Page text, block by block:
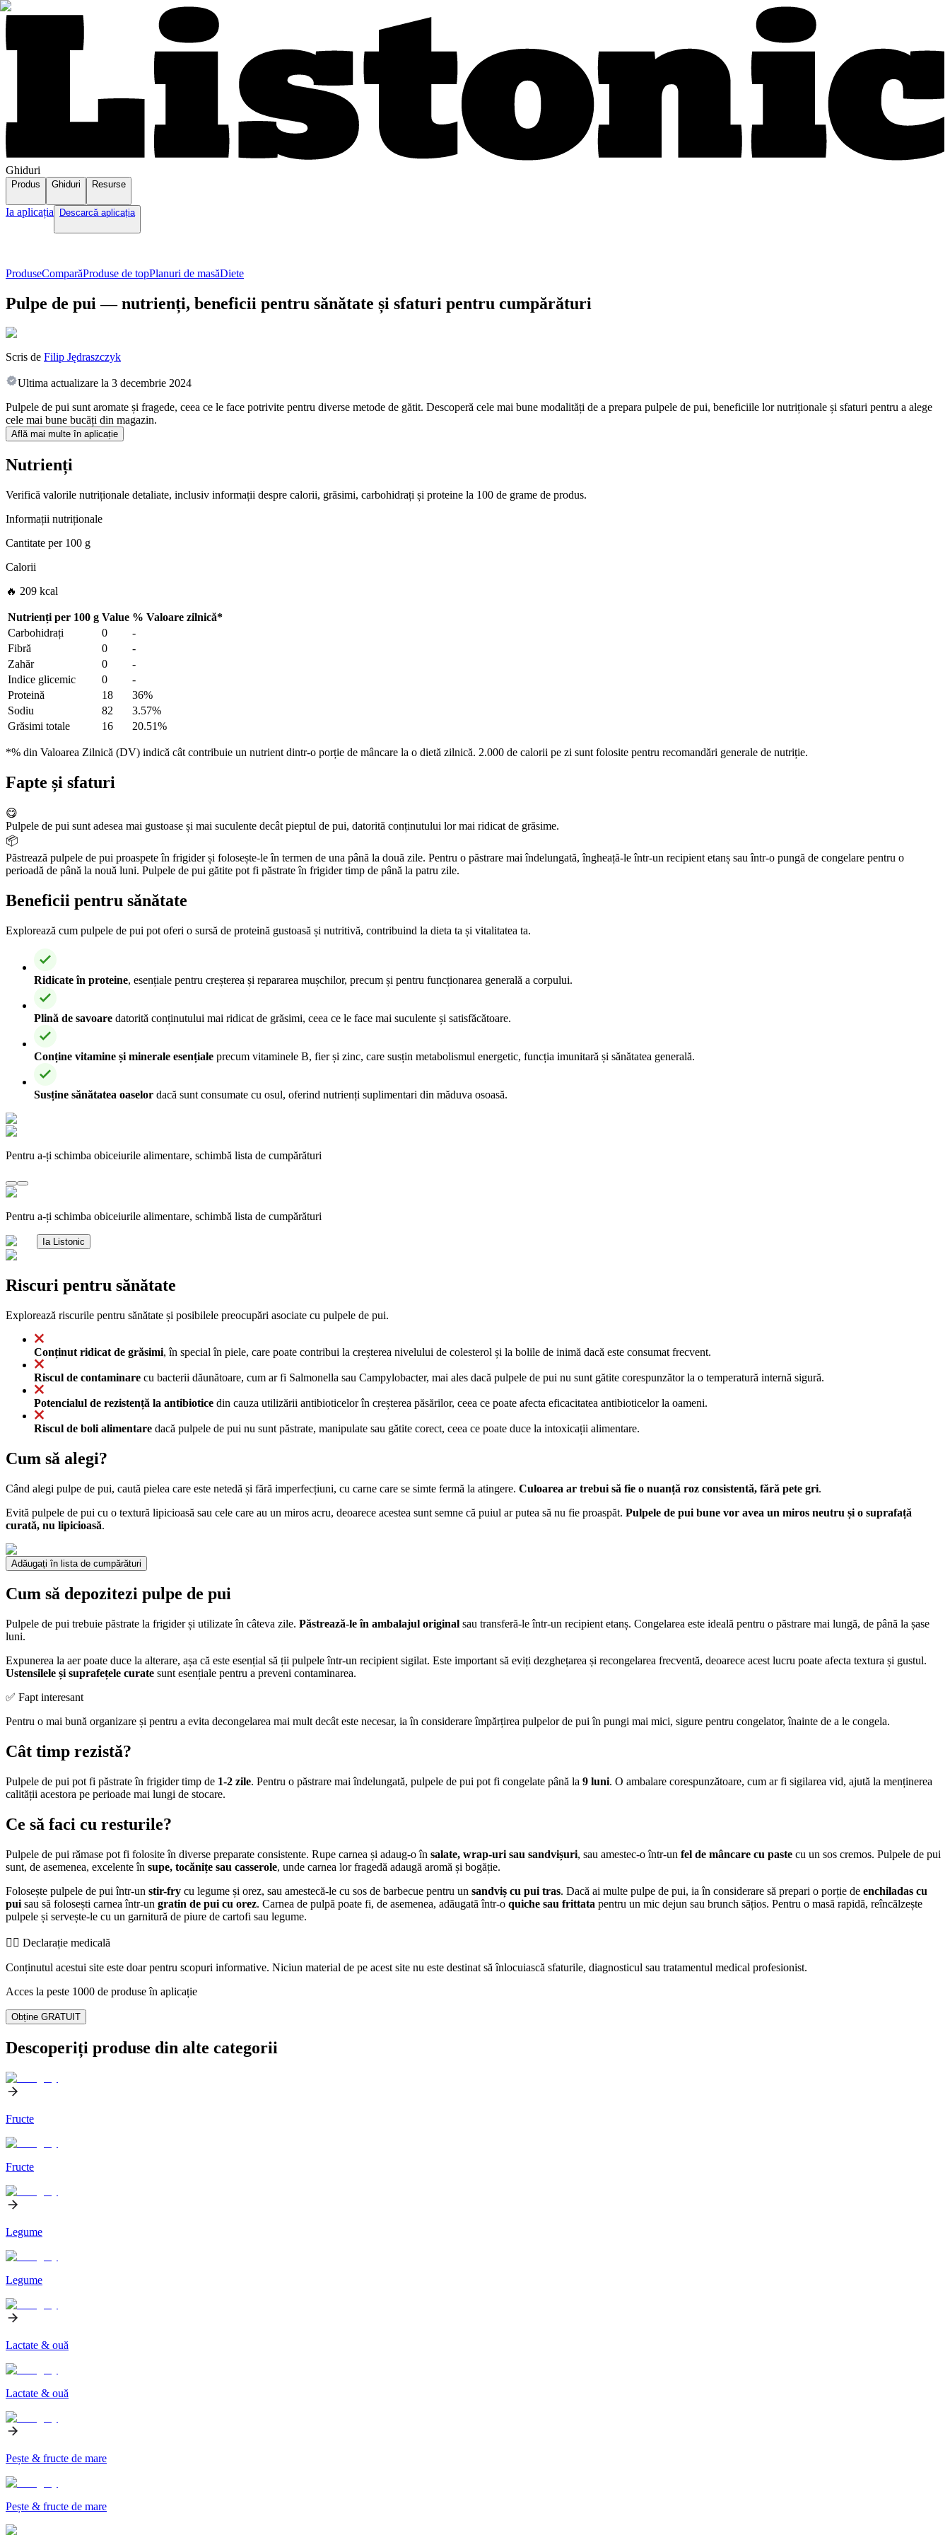
Ghiduri
Produs Ghiduri Resurse
Ia aplicația Descarcă aplicația
ProduseComparăProduse de topPlanuri de masăDiete
Pulpe de pui — nutrienți, beneficii pentru sănătate și sfaturi pentru cumpărături
Scris de Filip Jędraszczyk
Ultima actualizare la 3 decembrie 2024
Pulpele de pui sunt aromate și fragede, ceea ce le face potrivite pentru diverse metode de gătit. Descoperă cele mai bune modalități de a prepara pulpele de pui, beneficiile lor nutriționale și sfaturi pentru a alege
cele mai bune bucăți din magazin.
Află mai multe în aplicație
Nutrienți
Verifică valorile nutriționale detaliate, inclusiv informații despre calorii, grăsimi, carbohidrați și proteine la 100 de grame de produs.
Informații nutriționale
Cantitate per100 g
Calorii
🔥 209 kcal
Nutrienți per 100 g Value % Valoare zilnică*
Carbohidrați
0
-
Fibră
0
-
Zahăr
0
-
Indice glicemic
0
-
Proteină
18
36%
Sodiu
82
3.57%
Grăsimi totale
16 20.51%
*% din Valoarea Zilnică (DV) indică cât contribuie un nutrient dintr-o porție de mâncare la o dietă zilnică. 2.000 de calorii pe zi sunt folosite pentru recomandări generale de nutriție.
Fapte și sfaturi
😋
Pulpele de pui sunt adesea mai gustoase și mai suculente decât pieptul de pui, datorită conținutului lor mai ridicat de grăsime.
📦
Păstrează pulpele de pui proaspete în frigider și folosește-le în termen de una până la două zile. Pentru o păstrare mai îndelungată, îngheață-le într-un recipient etanș sau într-o pungă de congelare pentru o
perioadă de până la nouă luni. Pulpele de pui gătite pot fi păstrate în frigider timp de până la patru zile.
Beneficii pentru sănătate
Explorează cum pulpele de pui pot oferi o sursă de proteină gustoasă și nutritivă, contribuind la dieta ta și vitalitatea ta.
Ridicate în proteine, esențiale pentru creșterea și repararea mușchilor, precum și pentru funcționarea generală a corpului.
Plină de savoare datorită conținutului mai ridicat de grăsimi, ceea ce le face mai suculente și satisfăcătoare.
Conține vitamine și minerale esențiale precum vitaminele B, fier și zinc, care susțin metabolismul energetic, funcția imunitară și sănătatea generală.
Susține sănătatea oaselor dacă sunt consumate cu osul, oferind nutrienți suplimentari din măduva osoasă.
Pentru a-ți schimba obiceiurile alimentare, schimbă lista de cumpărături
Pentru a-ți schimba obiceiurile alimentare, schimbă lista de cumpărături
Ia Listonic
Riscuri pentru sănătate
Explorează riscurile pentru sănătate și posibilele preocupări asociate cu pulpele de pui.
Conținut ridicat de grăsimi, în special în piele, care poate contribui la creșterea nivelului de colesterol și la bolile de inimă dacă este consumat frecvent.
Riscul de contaminare cu bacterii dăunătoare, cum ar fi Salmonella sau Campylobacter, mai ales dacă pulpele de pui nu sunt gătite corespunzător la o temperatură internă sigură.
Potencialul de rezistență la antibiotice din cauza utilizării antibioticelor în creșterea păsărilor, ceea ce poate afecta eficacitatea antibioticelor la oameni.
Riscul de boli alimentare dacă pulpele de pui nu sunt păstrate, manipulate sau gătite corect, ceea ce poate duce la intoxicații alimentare.
Cum să alegi?
Când alegi pulpe de pui, caută pielea care este netedă și fără imperfecțiuni, cu carne care se simte fermă la atingere. Culoarea ar trebui să fie o nuanță roz consistentă, fără pete gri.
Evită pulpele de pui cu o textură lipicioasă sau cele care au un miros acru, deoarece acestea sunt semne că puiul ar putea să nu fie proaspăt. Pulpele de pui bune vor avea un miros neutru și o suprafață
curată, nu lipicioasă.
Adăugați în lista de cumpărături
Cum să depozitezi pulpe de pui
Pulpele de pui trebuie păstrate la frigider și utilizate în câteva zile. Păstrează-le în ambalajul original sau transferă-le într-un recipient etanș. Congelarea este ideală pentru o păstrare mai lungă, de până la șase
luni.
Expunerea la aer poate duce la alterare, așa că este esențial să ții pulpele într-un recipient sigilat. Este important să eviți dezghețarea și recongelarea frecventă, deoarece acest lucru poate afecta textura și gustul.
Ustensilele și suprafețele curate sunt esențiale pentru a preveni contaminarea.
✅ Fapt interesant
Pentru o mai bună organizare și pentru a evita decongelarea mai mult decât este necesar, ia în considerare împărțirea pulpelor de pui în pungi mai mici, sigure pentru congelator, înainte de a le congela.
Cât timp rezistă?
Pulpele de pui pot fi păstrate în frigider timp de 1-2 zile. Pentru o păstrare mai îndelungată, pulpele de pui pot fi congelate până la 9 luni. O ambalare corespunzătoare, cum ar fi sigilarea vid, ajută la menținerea
calității acestora pe perioade mai lungi de stocare.
Ce să faci cu resturile?
Pulpele de pui rămase pot fi folosite în diverse preparate consistente. Rupe carnea și adaug-o în salate, wrap-uri sau sandvișuri, sau amestec-o într-un fel de mâncare cu paste cu un sos cremos. Pulpele de pui
sunt, de asemenea, excelente în supe, tocănițe sau casserole, unde carnea lor fragedă adaugă aromă și bogăție.
Folosește pulpele de pui într-un stir-fry cu legume și orez, sau amestecă-le cu sos de barbecue pentru un sandviș cu pui tras. Dacă ai multe pulpe de pui, ia în considerare să prepari o porție de enchiladas cu
pui sau să folosești carnea într-un gratin de pui cu orez. Carnea de pulpă poate fi, de asemenea, adăugată într-o quiche sau frittata pentru un mic dejun sau brunch sățios. Pentru o masă rapidă, reîncălzește
pulpele și servește-le cu un garnitură de piure de cartofi sau legume.
👨‍⚕️️ Declarație medicală
Conținutul acestui site este doar pentru scopuri informative. Niciun material de pe acest site nu este destinat să înlocuiască sfaturile, diagnosticul sau tratamentul medical profesionist.
Acces la peste 1000 de produse în aplicație
Obține GRATUIT
Descoperiți produse din alte categorii
Fructe
Fructe
Legume
Legume
Lactate & ouă
Lactate & ouă
Pește & fructe de mare
Pește & fructe de mare